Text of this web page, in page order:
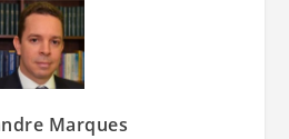
Marques